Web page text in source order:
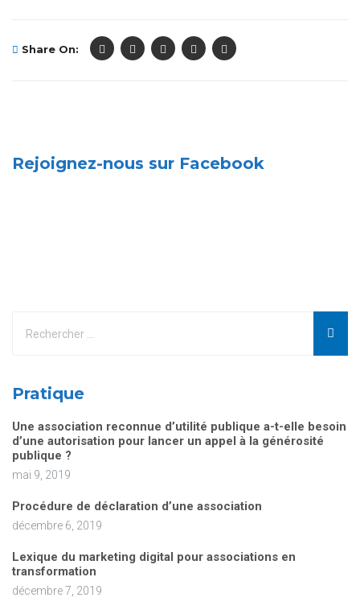
Share On:
Rejoignez-nous sur Facebook
Pratique
Une association reconnue d’utilité publique a-t-elle besoin
d’une autorisation pour lancer un appel à la générosité
publique ?
mai 9, 2019
Procédure de déclaration d’une association
décembre 6, 2019
Lexique du marketing digital pour associations en
transformation
décembre 7, 2019